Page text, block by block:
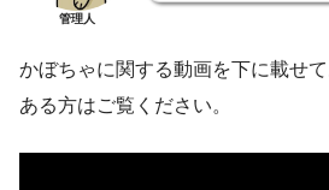
管理人
かぼちゃに関する動画を下に載せ
ある方はご覧ください。